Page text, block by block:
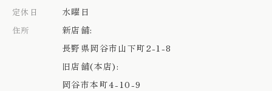
定休日 水曜日
住所
新店舗:
長野県岡谷市山下町2-1-8
旧店舗(本店):
岡谷市本町4-10-9